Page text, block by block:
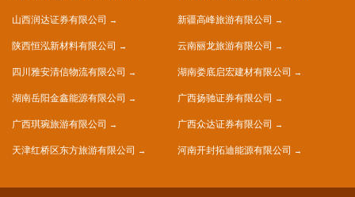
山西润达证券有限公司 新疆高峰旅游有限公司
陕西恒泓新材料有限公司 云南丽龙旅游有限公司
四川雅安清信物流有限公司 湖南娄底启宏建材有限公司
湖南岳阳金鑫能源有限公司 广西扬驰证券有限公司
广西琪琬旅游有限公司 广西众达证券有限公司
天津红桥区东方旅游有限公司 河南开封拓迪能源有限公司